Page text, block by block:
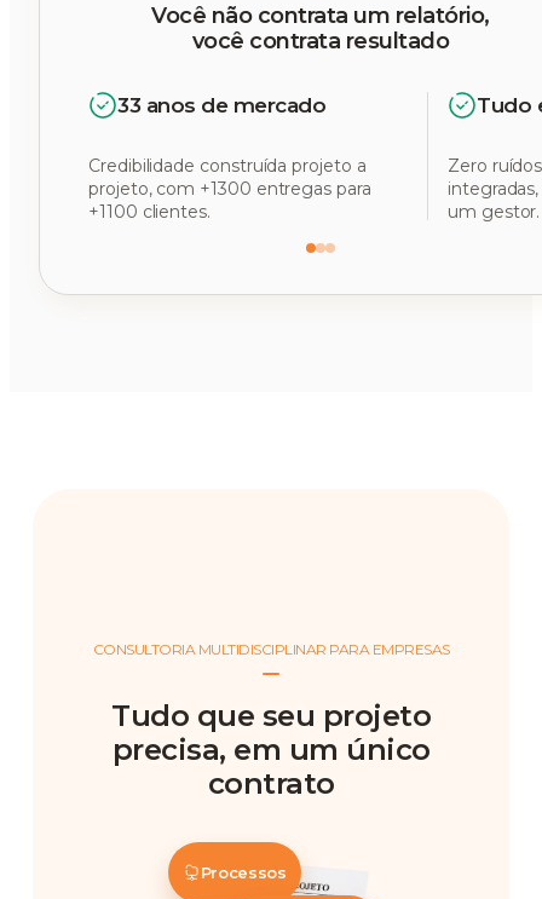
Você não contrata um relatório,
você contrata resultado
33 anos de mercado
Credibilidade construída projeto a
projeto, com +1300 entregas para
+1100 clientes.
Tudo
Zero
um gestor.
CONSULTORIA MULTIDISCIPLINAR PARA EMPRESAS
Tudo que seu projeto
precisa, em um único
contrato
Processos